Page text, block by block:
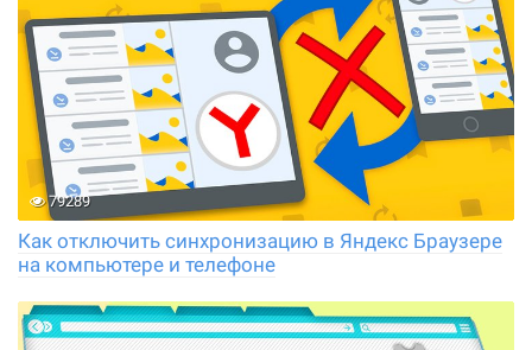
79289
Как отключить синхронизацию в Яндекс Браузере
на компьютере и телефоне